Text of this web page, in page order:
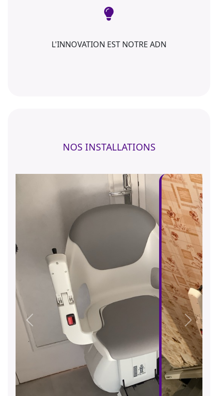
L'INNOVATION EST NOTRE ADN
NOS INSTALLATIONS
Précédent Suivant